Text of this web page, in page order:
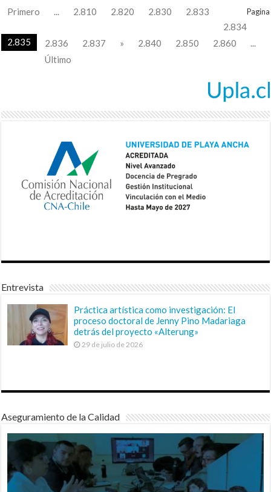
Pagina
Primero ... 2.810 2.820 2.830
2.833
2.834
2.835
2.836 2.837 » 2.840 2.850 2.860
...
Último
Entrevista
Práctica artística como investigación: El
proceso doctoral de Jenny Pino Madariaga
detrás del proyecto «Alterung»
29 de julio de 2026
Aseguramiento de la Calidad